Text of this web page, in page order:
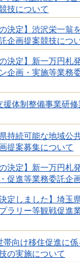
技について
決定】渋沢栄一翁
企画提案競技につ
決定】新一万円札
企画・実施等業務
援体制整備事業研
持続可能な地域公
提案募集について
決定】新一万円札
促進等業務委託企
定しました】埼玉
ラリー等観戦促進
向け移住促進に
の実施について